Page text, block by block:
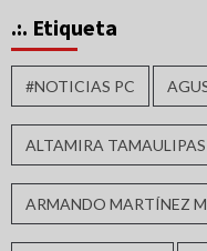
.:. Etiqueta
#NOTICIAS PC
ALTAMIRA TAMAULIPAS
ARMANDO MARTÍNEZ